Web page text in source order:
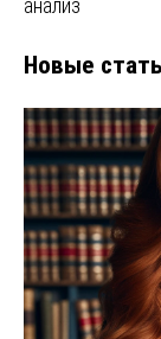
анализ
Новые